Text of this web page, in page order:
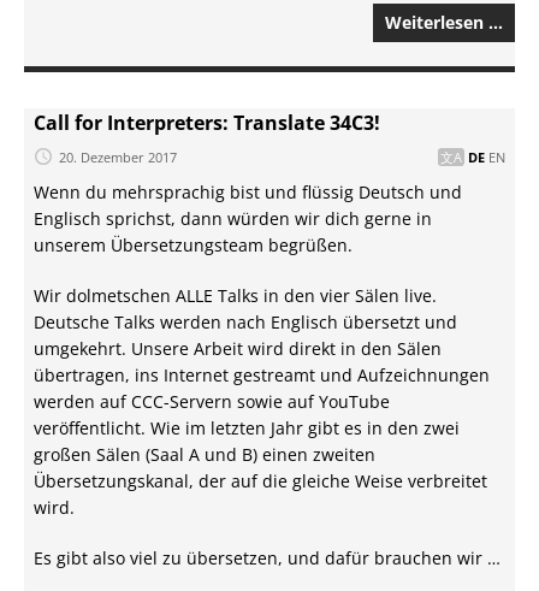
Weiterlesen …
Call for Interpreters: Translate 34C3!
20. Dezember 2017 DE EN
Wenn du mehrsprachig bist und flüssig Deutsch und
Englisch sprichst, dann würden wir dich gerne in
unserem Übersetzungsteam begrüßen.
Wir dolmetschen ALLE Talks in den vier Sälen live.
Deutsche Talks werden nach Englisch übersetzt und
umgekehrt. Unsere Arbeit wird direkt in den Sälen
übertragen, ins Internet gestreamt und Aufzeichnungen
werden auf CCC-Servern sowie auf YouTube
veröffentlicht. Wie im letzten Jahr gibt es in den zwei
großen Sälen (Saal A und B) einen zweiten
Übersetzungskanal, der auf die gleiche Weise verbreitet
wird.
Es gibt also viel zu übersetzen, und dafür brauchen wir …